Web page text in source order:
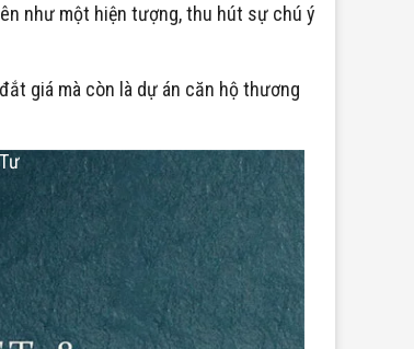
như một hiện tượng, thu hút sự chú ý
giá mà còn là dự án căn hộ thương